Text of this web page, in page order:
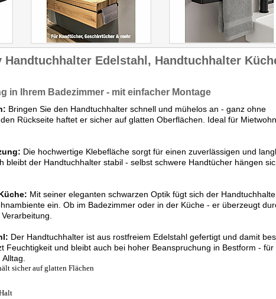
Handtuchhalter Edelstahl, Handtuchhalter
in Ihrem Badezimmer - mit einfacher Montage
Bringen Sie den Handtuchhalter schnell und mühelos an - ganz ohne
Rückseite haftet er sicher auf glatten Oberflächen. Ideal für
Die hochwertige Klebefläche sorgt für einen zuverlässigen und
bleibt der Handtuchhalter stabil - selbst schwere Handtücher hängen
Mit seiner eleganten schwarzen Optik fügt sich der
ein. Ob im Badezimmer oder in der Küche - er überzeugt
Der Handtuchhalter ist aus rostfreiem Edelstahl gefertigt und damit
Feuchtigkeit und bleibt auch bei hoher Beanspruchung in Bestform - für
sicher auf glatten Flächen